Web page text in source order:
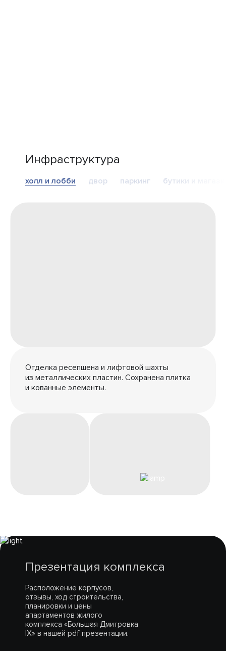
Инфраструктура
холл и лобби двор паркинг бутики и
Отделка ресепшена и лифтовой шахты
из металлических пластин. Сохранена плитка
и кованные элементы.
Презентация комплекса
Расположение корпусов,
отзывы, ход строительства,
планировки и цены
апартаментов жилого
комплекса «Большая Дмитровка
IX» в нашей pdf презентации.